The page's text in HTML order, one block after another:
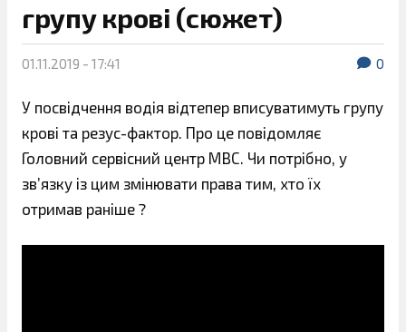
групу крові (сюжет)
01.11.2019 - 17:41 0
У посвідчення водія відтепер вписуватимуть групу
крові та резус-фактор. Про це повідомляє
Головний сервісний центр МВС. Чи потрібно, у
зв’язку із цим змінювати права тим, хто їх
отримав раніше ?